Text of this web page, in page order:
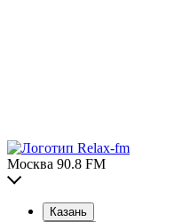
Москва 90.8 FM
Казань